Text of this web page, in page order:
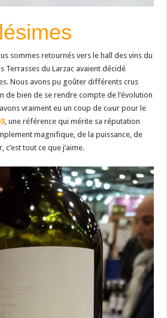
sommes retournés vers le hall des vins du
Terrasses du Larzac avaient décidé
Nous avons pu goûter différents crus
de bien de se rendre compte de l’évolution
vraiment eu un coup de cœur pour le
, une référence qui mérite sa réputation
magnifique, de la puissance, de
tout ce que j’aime.